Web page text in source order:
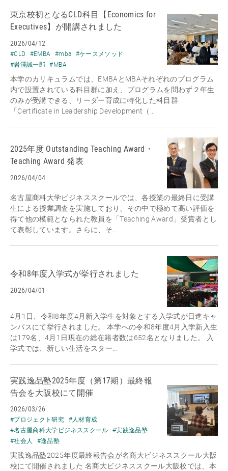
東京校初となるCLD科目【Economics for
Executives】が開講されました
2026/04/12
#CLD #EMBA #mba
#ケースメソッド
#岩澤誠一郎
#MBA
本学のカリキュラムでは、EMBAとMBAそれぞれのプログラム
内で設置されている科目群に加え、プログラムを問わず２年生
のみが受講できる、リーダー育成に特化した科目群
「Certificate in Leadership Development（...
2025年度 Outstanding Teaching Award・
Teaching Award 発表
2026/04/04
名古屋商科大学ビジネススクールでは、各授業の最終日に受講
生による授業調査を実施しており、その中で極めて高い評価を
得て他の模範となられた教員を「Teaching Award」受賞者とし
て表彰しています。さらに、そ...
令和8年度入学式が挙行されました
2026/04/01
4月1日、令和8年度4月新入学生を対象とする入学式が日進キャ
ンパスにて挙行されました。 本学への令和8年度4月入学新入生
は179名、4月1日現在の総在籍者数は652名となりました。 入
学式では、新しい生活をスター...
実践逸品塾2025年度（第17期）最終報
告会を大阪校にて開催
2026/03/26
#プロジェクト研究
#人材育成
#名古屋商科大学ビジネススクール
#実践逸品塾
#社会人
#逸品塾
実践逸品塾2025年度最終報告会が名商大ビジネススクール大阪
校にて開催されました 名商大ビジネススクール大阪校では、本